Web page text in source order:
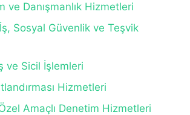
ve Danışmanlık Hizmetleri
Sosyal Güvenlik ve Teşvik
ve Sicil İşlemleri
Hizmetleri
Amaçlı Denetim Hizmetleri